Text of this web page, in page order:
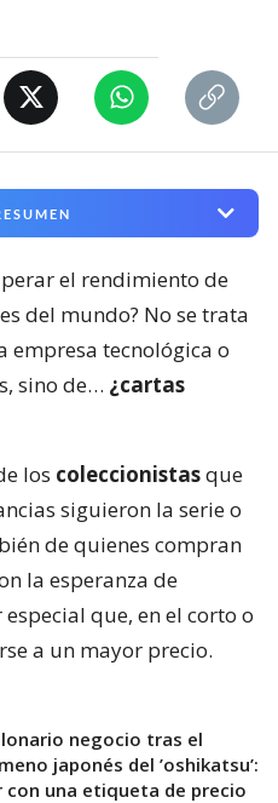
el rendimiento de
del mundo? No se trata
empresa tecnológica o
sino de… ¿cartas
los coleccionistasque
siguieron la serie o
de quienes compran
la esperanza de
que, en el corto o
a un mayor precio.
negocio tras el
japonés del ’oshikatsu’:
con una etiqueta de precio